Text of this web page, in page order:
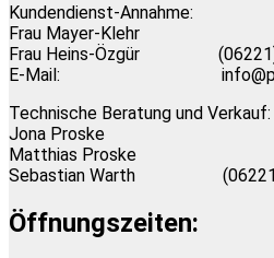
Kundendienst-Annahme:
Frau Mayer-Klehr
Frau Heins-Özgür
E-Mail:
Technische Beratung und Verkauf:
Jona Proske
Matthias Proske
Sebastian Warth
Öffnungszeiten: